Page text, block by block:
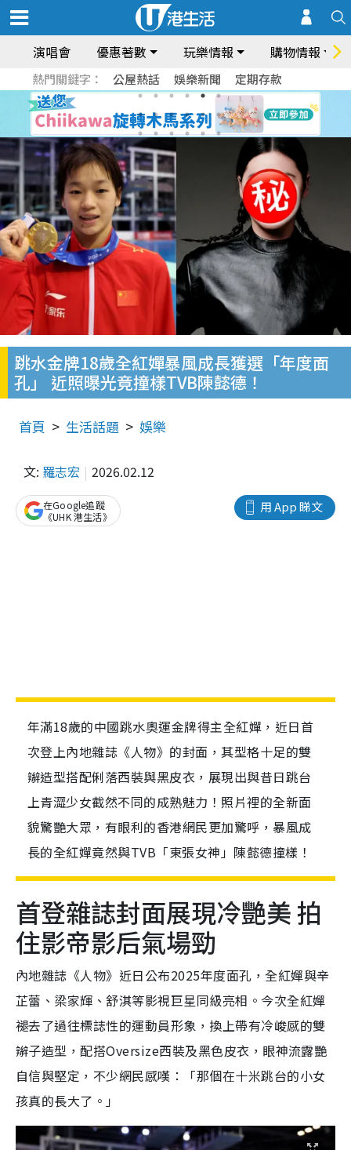
演唱會 優惠著數 玩樂情報 購物情報
熱門關鍵字： 公屋熱話 娛樂新聞 定期存款
跳水金牌18歲全紅嬋暴風成長獲選「年度面
孔」 近照曝光竟撞樣TVB陳懿德！
首頁 生活話題 娛樂
文: 羅志宏 2026.02.12
用 App 睇文
在Google追蹤
《UHK 港生活》
年滿18歲的中國跳水奧運金牌得主全紅嬋，近日首
次登上內地雜誌《人物》的封面，其型格十足的雙
辮造型搭配俐落西裝與黑皮衣，展現出與昔日跳台
上青澀少女截然不同的成熟魅力！照片裡的全新面
貌驚艷大眾，有眼利的香港網民更加驚呼，暴風成
長的全紅嬋竟然與TVB「東張女神」陳懿德撞樣！
首登雜誌封面展現冷艷美 拍
住影帝影后氣場勁
內地雜誌《人物》近日公布2025年度面孔，全紅嬋與辛
芷蕾、梁家輝、舒淇等影視巨星同級亮相。今次全紅嬋
褪去了過往標誌性的運動員形象，換上帶有冷峻感的雙
辮子造型，配搭Oversize西裝及黑色皮衣，眼神流露艷
自信與堅定，不少網民感嘆：「那個在十米跳台的小女
孩真的長大了。」